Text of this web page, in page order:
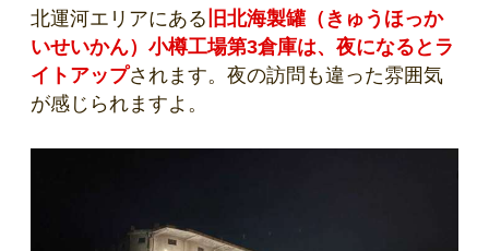
北運河エリアにある 旧北海製罐（きゅうほっか
いせいかん）小樽工場第3倉庫は、夜になるとラ
イトアップされます。夜の訪問も違った雰囲気
が感じられますよ。